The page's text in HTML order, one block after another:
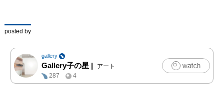
はないでしょうか。この
意味でも、偶然ではあり
ますがFACE TO FACEは
タイムリーなタイトルの
展示会だと思います。
posted by
gallery
Gallery子の星 |
アート
287
4